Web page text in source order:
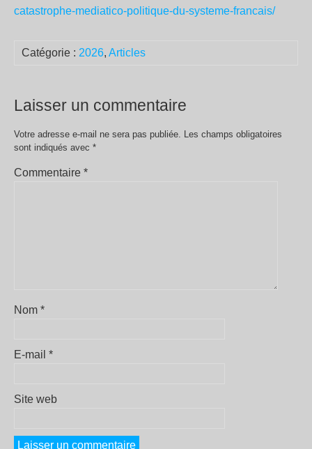
catastrophe-mediatico-politique-du-systeme-francais/
Catégorie : 2026, Articles
Laisser un commentaire
Votre adresse e-mail ne sera pas publiée. Les champs obligatoires
sont indiqués avec *
Commentaire *
Nom *
E-mail *
Site web